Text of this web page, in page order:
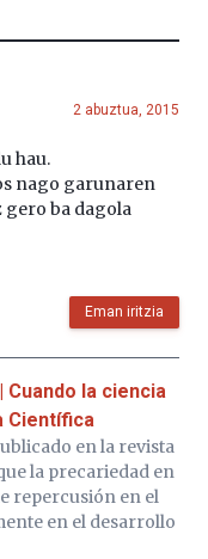
2 abuztua, 2015
hau.
nago garunaren
ba dagola
Eman iritzia
Cuando la ciencia
Científica
en la revista
la precariedad en
repercusión en el
en el desarrollo